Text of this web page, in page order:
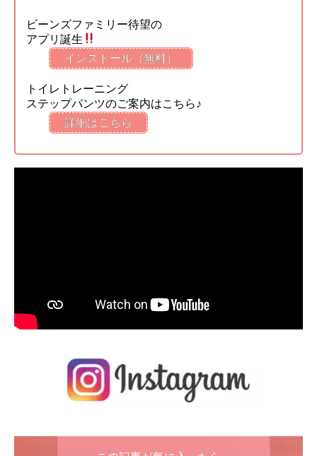
ビーンズファミリー待望の
アプリ誕生
インストール（無料）
トイレトレーニング
ステップパンツのご案内はこちら♪
詳細はこちら